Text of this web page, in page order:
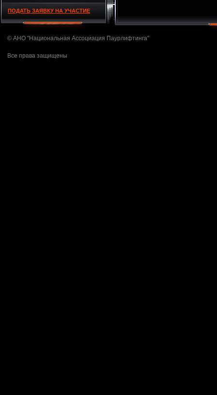
ПОДАТЬ ЗАЯВКУ НА УЧАСТИЕ
© АНО "Национальная Ассоциация Паурлифтинга"
Все права защищены